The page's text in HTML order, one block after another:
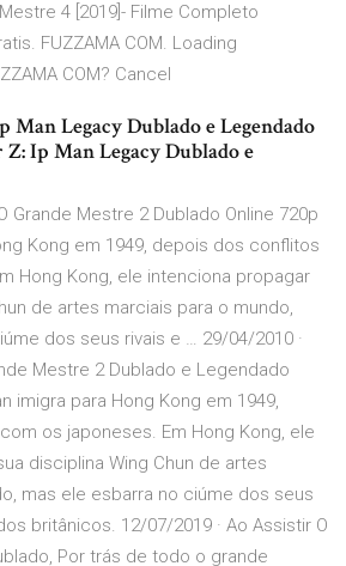
4 [2019]- Filme Completo
FUZZAMA COM. Loading
COM? Cancel
Legacy Dublado e Legendado
Ip Man Legacy Dublado e
Grande Mestre 2 Dublado Online 720p
Kong em 1949, depois dos conflitos
Hong Kong, ele intenciona propagar
de artes marciais para o mundo,
dos seus rivais e … 29/04/2010 ·
Mestre 2 Dublado e Legendado
imigra para Hong Kong em 1949,
os japoneses. Em Hong Kong, ele
disciplina Wing Chun de artes
mas ele esbarra no ciúme dos seus
britânicos. 12/07/2019 · Ao Assistir O
Por trás de todo o grande